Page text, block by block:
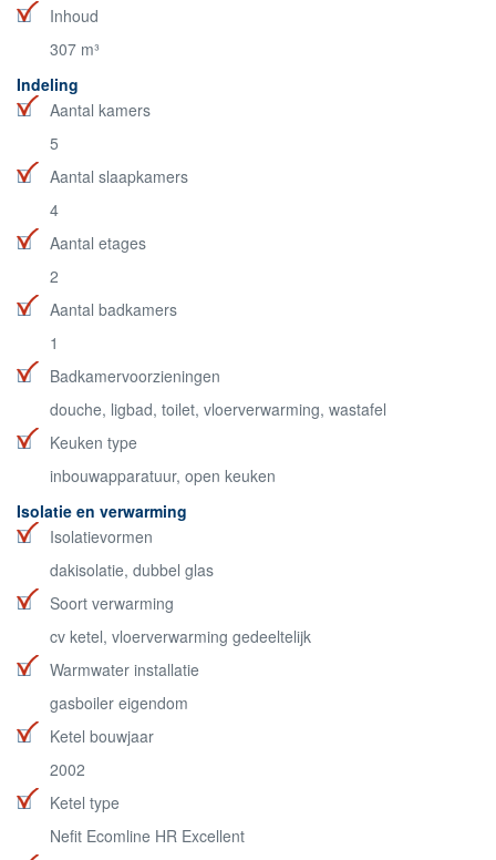
Inhoud
307 m³
Indeling
Aantal kamers
5
Aantal slaapkamers
4
Aantal etages
2
Aantal badkamers
1
Badkamervoorzieningen
douche, ligbad, toilet, vloerverwarming, wastafel
Keuken type
inbouwapparatuur, open keuken
Isolatie en verwarming
Isolatievormen
dakisolatie, dubbel glas
Soort verwarming
cv ketel, vloerverwarming gedeeltelijk
Warmwater installatie
gasboiler eigendom
Ketel bouwjaar
2002
Ketel type
Nefit Ecomline HR Excellent